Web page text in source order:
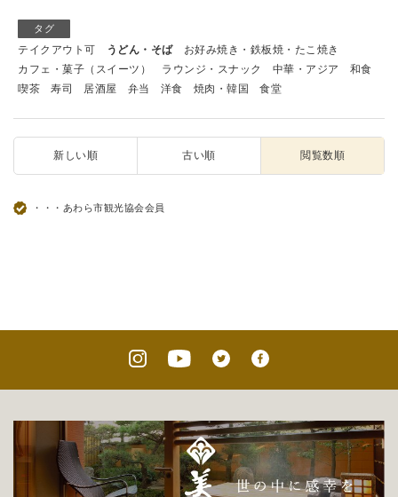
タグ
テイクアウト可 うどん・そば
お好み焼き・鉄板焼・たこ焼き
カフェ・菓子（スイーツ）
ラウンジ・スナック 中華・アジア
和食
喫茶
寿司 居酒屋 弁当 洋食 焼肉・韓国 食堂
新しい順 古い順 閲覧数順
・・・あわら市観光協会会員